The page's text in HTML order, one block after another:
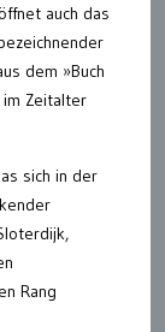
auch das
dem »Buch
im Zeitalter
sich in der
Rang